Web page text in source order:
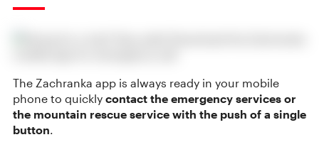
The Zachranka app is always ready in your mobile
phone to quickly contact the emergency services or
the mountain rescue service with the push of a single
button.